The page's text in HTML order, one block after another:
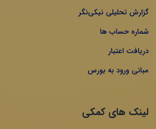
گزارش تحلیلی نیکی‌نگر
شماره حساب ها
دریافت اعتبار
مبانی ورود به بورس
لینک های کمکی